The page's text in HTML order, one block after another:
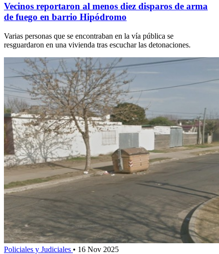
Vecinos reportaron al menos diez disparos de arma
de fuego en barrio Hipódromo
Varias personas que se encontraban en la vía pública se
resguardaron en una vivienda tras escuchar las detonaciones.
Policiales y Judiciales • 16 Nov 2025